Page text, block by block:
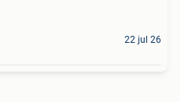
22 jul 26